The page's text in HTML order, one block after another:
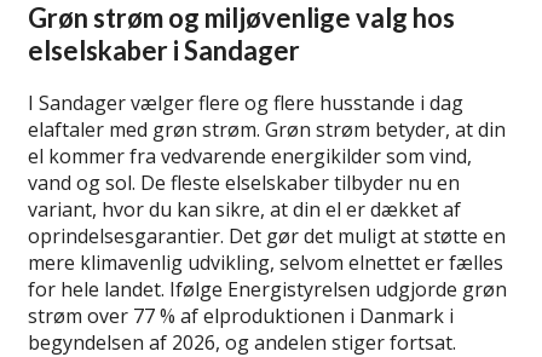
Grøn strøm og miljøvenlige valg hos
elselskaber i Sandager
I Sandager vælger flere og flere husstande i dag
elaftaler med grøn strøm. Grøn strøm betyder, at din
el kommer fra vedvarende energikilder som vind,
vand og sol. De fleste elselskaber tilbyder nu en
variant, hvor du kan sikre, at din el er dækket af
oprindelsesgarantier. Det gør det muligt at støtte en
mere klimavenlig udvikling, selvom elnettet er fælles
for hele landet. Ifølge Energistyrelsen udgjorde grøn
strøm over 77 % af elproduktionen i Danmark i
begyndelsen af 2026, og andelen stiger fortsat.